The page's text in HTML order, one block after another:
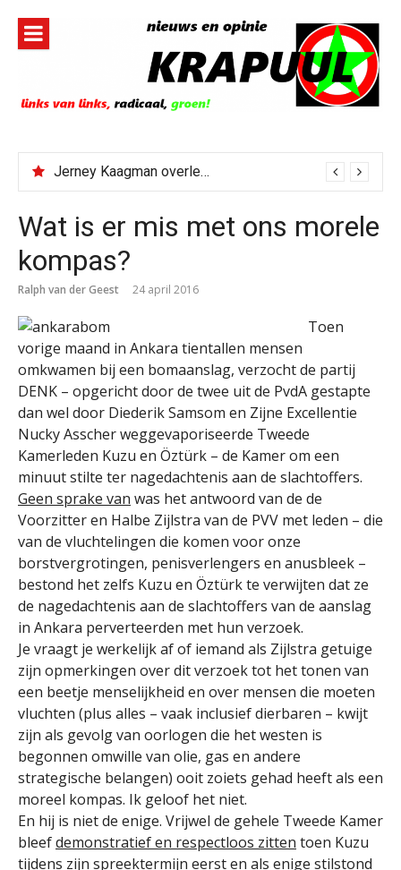
inhoud
Jerney Kaagman overleden
Wat is er mis met ons morele
kompas?
Ralph van der Geest 24 april 2016
Toen
vorige maand in Ankara tientallen mensen
omkwamen bij een bomaanslag, verzocht de partij
DENK – opgericht door de twee uit de PvdA gestapte
dan wel door Diederik Samsom en Zijne Excellentie
Nucky Asscher weggevaporiseerde Tweede
Kamerleden Kuzu en Öztürk – de Kamer om een
minuut stilte ter nagedachtenis aan de slachtoffers.
Geen sprake van was het antwoord van de de
Voorzitter en Halbe Zijlstra van de PVV met leden – die
van de vluchtelingen die komen voor onze
borstvergrotingen, penisverlengers en anusbleek –
bestond het zelfs Kuzu en Öztürk te verwijten dat ze
de nagedachtenis aan de slachtoffers van de aanslag
in Ankara perverteerden met hun verzoek.
Je vraagt je werkelijk af of iemand als Zijlstra getuige
zijn opmerkingen over dit verzoek tot het tonen van
een beetje menselijkheid en over mensen die moeten
vluchten (plus alles – vaak inclusief dierbaren – kwijt
zijn als gevolg van oorlogen die het westen is
begonnen omwille van olie, gas en andere
strategische belangen) ooit zoiets gehad heeft als een
moreel kompas. Ik geloof het niet.
En hij is niet de enige. Vrijwel de gehele Tweede Kamer
bleefdemonstratief en respectloos zitten toen Kuzu
tijdens zijn spreektermijn eerst en als enige stilstond